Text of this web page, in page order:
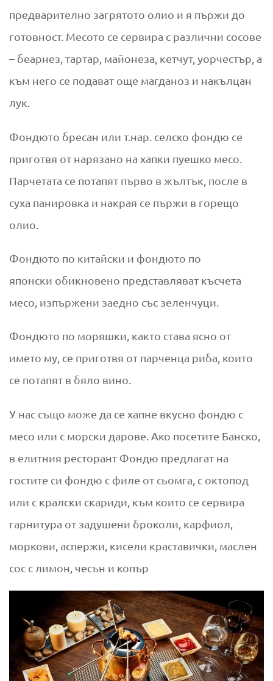
предварително загрятото олио и я пържи до
готовност. Месото се сервира с различни сосове
– беарнез, тартар, майонеза, кетчут, уорчестър, а
към него се подават още магданоз и накълцан
лук.
Фондюто бресан или т.нар. селско фондю се
приготвя от нарязано на хапки пуешко месо.
Парчетата се потапят първо в жълтък, после в
суха панировка и накрая се пържи в горещо
олио.
Фондюто по китайски и фондюто по
японски обикновено представляват късчета
месо, изпържени заедно със зеленчуци.
Фондюто по моряшки, както става ясно от
името му, се приготвя от парченца риба, които
се потапят в бяло вино.
У нас също може да се хапне вкусно фондю с
месо или с морски дарове. Ако посетите Банско,
в елитния ресторант Фондю предлагат на
гостите си фондю с филе от сьомга, с октопод
или с кралски скариди, към които се сервира
гарнитура от задушени броколи, карфиол,
моркови, аспержи, кисели краставички, маслен
сос с лимон, чесън и копър